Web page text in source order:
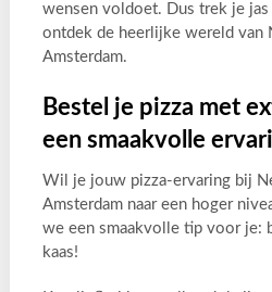
wensen voldoet. Dus trek je jas
ontdek de heerlijke wereld van
Amsterdam.
Bestel je pizza met
een smaakvolle
Wil je jouw pizza-ervaring bij
Amsterdam naar een hoger
we een smaakvolle tip voor je:
kaas!